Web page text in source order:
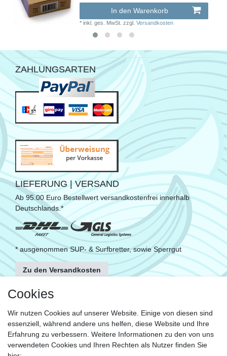
In den Warenkorb
*inkl. ges. MwSt. zzgl.Versandkosten
ZAHLUNGSARTEN
LIEFERUNG | VERSAND
Ab 95.00 Euro Bestellwert versandkostenfrei innerhalb
Deutschlands.*
* ausgenommen SUP- & Surfbretter, sowie Sperrgut
Zu den Versandkosten
FOLGE UNS
KONTAKT
Fragen?
Cookies
Wir nutzen Cookies auf unserer Website. Einige von diesen sind
essenziell, während andere uns helfen, diese Website und Ihre
Erfahrung zu verbessern. Weitere Informationen zu den von uns
verwendeten Cookies und Ihren Rechten als Nutzer finden Sie